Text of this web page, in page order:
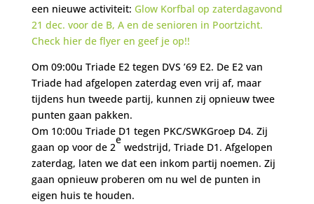
een nieuwe activiteit: Glow Korfbal op zaterdagavond
21 dec. voor de B, A en de senioren in Poortzicht.
Check hier de flyer en geef je op!!
Om 09:00u Triade E2 tegen DVS ’69 E2. De E2 van
Triade had afgelopen zaterdag even vrij af, maar
tijdens hun tweede partij, kunnen zij opnieuw twee
punten gaan pakken.
Om 10:00u Triade D1 tegen PKC/SWKGroep D4. Zij
gaan op voor de 2
e
wedstrijd, Triade D1. Afgelopen
zaterdag, laten we dat een inkom partij noemen. Zij
gaan opnieuw proberen om nu wel de punten in
eigen huis te houden.